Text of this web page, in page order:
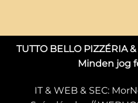
TUTTO BELLO PIZZÉRIA
Minden jog
IT & WEB & SEC: